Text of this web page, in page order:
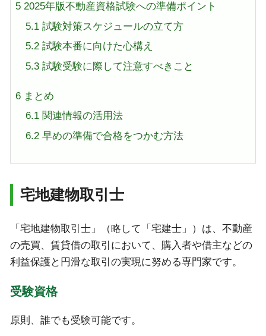
5 2025年版不動産資格試験への準備ポイント
5.1試験対策スケジュールの立て方
5.2試験本番に向けた心構え
5.3試験受験に際して注意すべきこと
6 まとめ
6.1関連情報の活用法
6.2早めの準備で合格をつかむ方法
宅地建物取引士
「宅地建物取引士」（略して「宅建士」）は、不動産
の売買、賃貸借の取引において、購入者や借主などの
利益保護と円滑な取引の実現に努める専門家です。
受験資格
原則、誰でも受験可能です。